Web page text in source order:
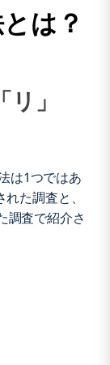
は？
」
は1つではあ
た調査と、
調査で紹介さ